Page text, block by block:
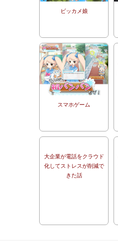
ビッカメ娘
スマホゲーム
大企業が電話をクラウド
化してストレスが削減で
きた話